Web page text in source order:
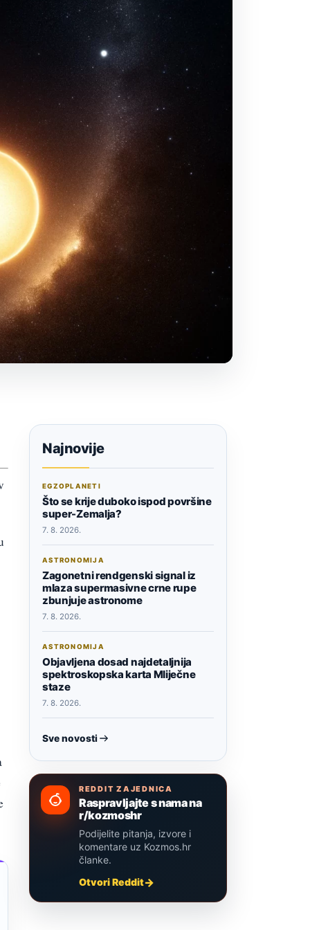
Najnovije
EGZOPLANETI
Što se krije duboko ispod površine
super-Zemalja?
7. 8. 2026.
ASTRONOMIJA
Zagonetni rendgenski signal iz
mlaza supermasivne crne rupe
zbunjuje astronome
7. 8. 2026.
ASTRONOMIJA
Objavljena dosad najdetaljnija
spektroskopska karta Mliječne
staze
7. 8. 2026.
Sve novosti
REDDIT ZAJEDNICA
Raspravljajte s nama na
r/kozmoshr
Podijelite pitanja, izvore i
komentare uz Kozmos.hr
članke.
Otvori Reddit